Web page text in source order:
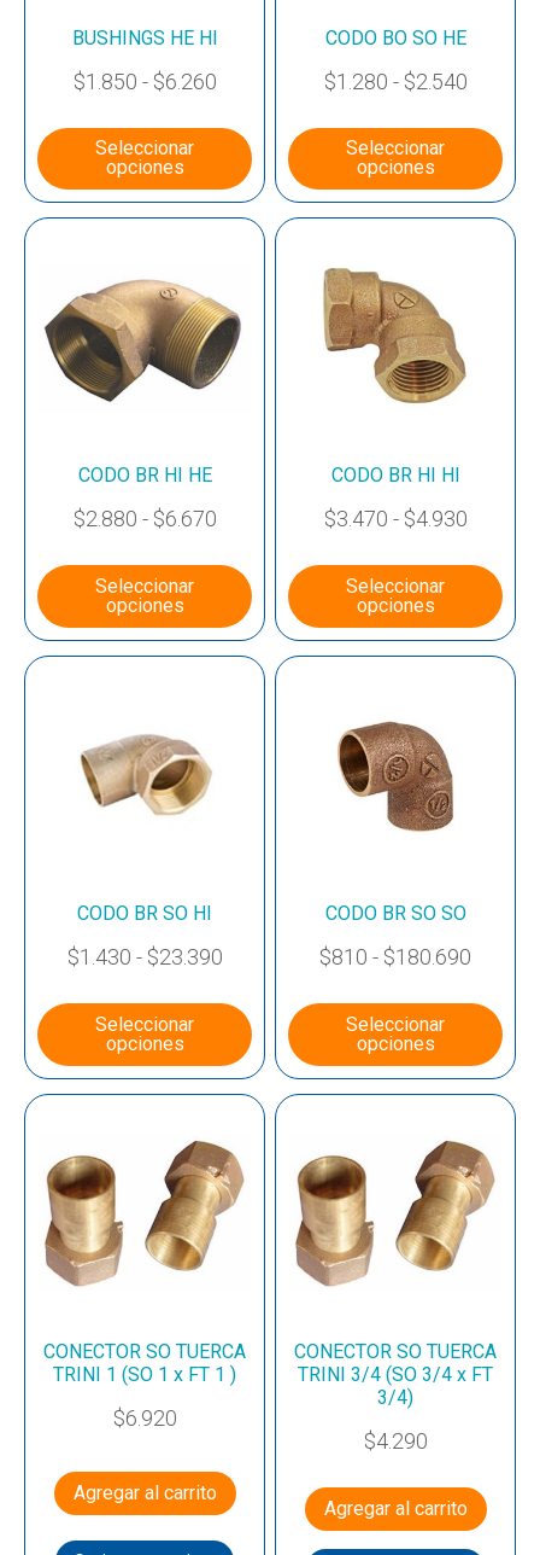
BUSHINGS HE HI
$1.850 - $6.260
Seleccionar
opciones
CODO BO SO HE
$1.280 - $2.540
Seleccionar
opciones
CODO BR HI HE
$2.880 - $6.670
Seleccionar
opciones
CODO BR HI HI
$3.470 - $4.930
Seleccionar
opciones
CODO BR SO HI
$1.430 - $23.390
Seleccionar
opciones
CODO BR SO SO
$810 - $180.690
Seleccionar
opciones
CONECTOR SO TUERCA
TRINI 1 (SO 1 x FT 1 )
$6.920
Agregar al carrito
CONECTOR SO TUERCA
TRINI 3/4 (SO 3/4 x FT
3/4)
$4.290
Agregar al carrito